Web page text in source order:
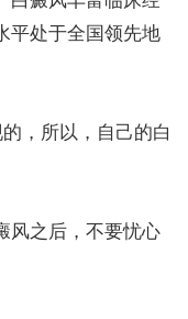
平处于全国领先地
，所以，自己的白
风之后，不要忧心